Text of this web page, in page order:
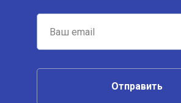
Отправить